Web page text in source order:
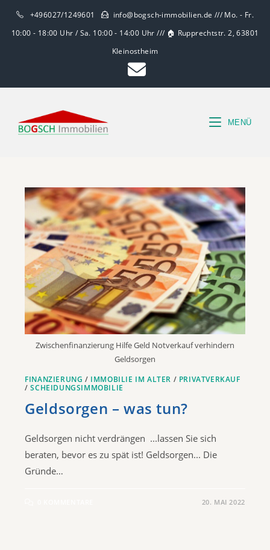
+496027/1249601
info@bogsch-immobilien.de /// Mo. - Fr.
10:00 - 18:00 Uhr / Sa. 10:00 - 14:00 Uhr /// 🏠 Rupprechtstr. 2, 63801
Kleinostheim
MENÜ
Zwischenfinanzierung Hilfe Geld Notverkauf verhindern
Geldsorgen
FINANZIERUNG / IMMOBILIE IM ALTER / PRIVATVERKAUF
/SCHEIDUNGSIMMOBILIE
Geldsorgen – was tun?
Geldsorgen nicht verdrängen ...lassen Sie sich
beraten, bevor es zu spät ist! Geldsorgen... Die
Gründe…
20. MAI 2022